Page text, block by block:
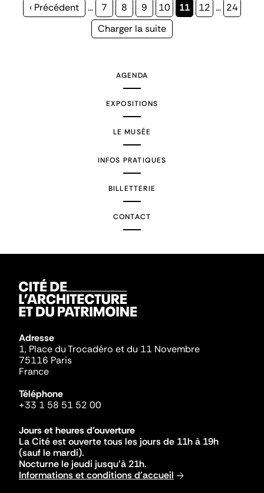
Page
‹ Précédent … Page
7 Page
8 Page
9 Page
10
Page
11 Page
12 … Page
24
Page
Charger la suite
AGENDA
EXPOSITIONS
LE MUSÉE
INFOS PRATIQUES
BILLETTERIE
CONTACT
Adresse
1, Place du Trocadéro et du 11 Novembre
75116 Paris
France
Téléphone
+33 1 58 51 52 00
Jours et heures d'ouverture
La Cité est ouverte tous les jours de 11h à 19h
(sauf le mardi).
Nocturne le jeudi jusqu'à 21h.
Informations et conditions d'accueil